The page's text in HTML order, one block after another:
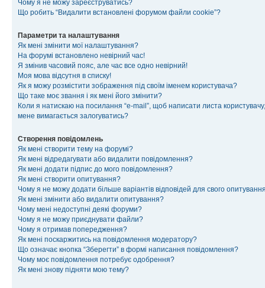
Чому я не можу зареєструватись?
Що робить “Видалити встановлені форумом файли cookie”?
Параметри та налаштування
Як мені змінити мої налаштування?
На форумі встановлено невірний час!
Я змінив часовий пояс, але час все одно невірний!
Моя мова відсутня в списку!
Як я можу розмістити зображення під своїм іменем користувача?
Що таке моє звання і як мені його змінити?
Коли я натискаю на посилання “e-mail”, щоб написати листа користувачу,
мене вимагається залогуватись?
Створення повідомлень
Як мені створити тему на форумі?
Як мені відредагувати або видалити повідомлення?
Як мені додати підпис до мого повідомлення?
Як мені створити опитування?
Чому я не можу додати більше варіантів відповідей для свого
Як мені змінити або видалити опитування?
Чому мені недоступні деякі форуми?
Чому я не можу приєднувати файли?
Чому я отримав попередження?
Як мені поскаржитись на повідомлення модератору?
Що означає кнопка “Зберегти” в формі написання повідомлення?
Чому моє повідомлення потребує одобрення?
Як мені знову підняти мою тему?